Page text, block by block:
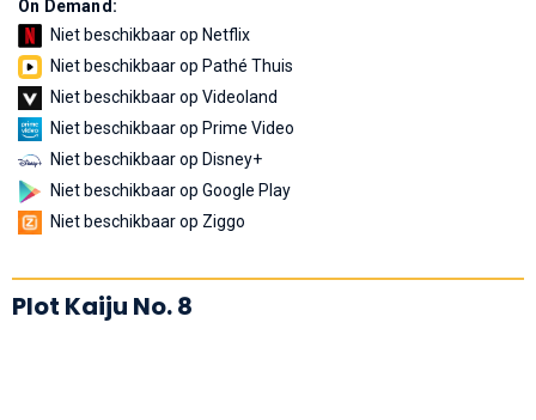
On Demand:
Niet beschikbaar op Netflix
Niet beschikbaar op Pathé Thuis
Niet beschikbaar op Videoland
Niet beschikbaar op Prime Video
Niet beschikbaar op Disney+
Niet beschikbaar op Google Play
Niet beschikbaar op Ziggo
Plot Kaiju No. 8